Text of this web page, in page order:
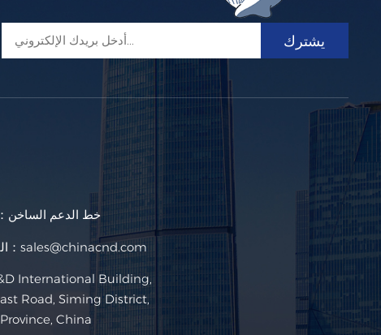
خط الدعم الساخن：
البريد الإلكتروني للتواصل：sales@chinacnd.com
Road, Siming District,
China